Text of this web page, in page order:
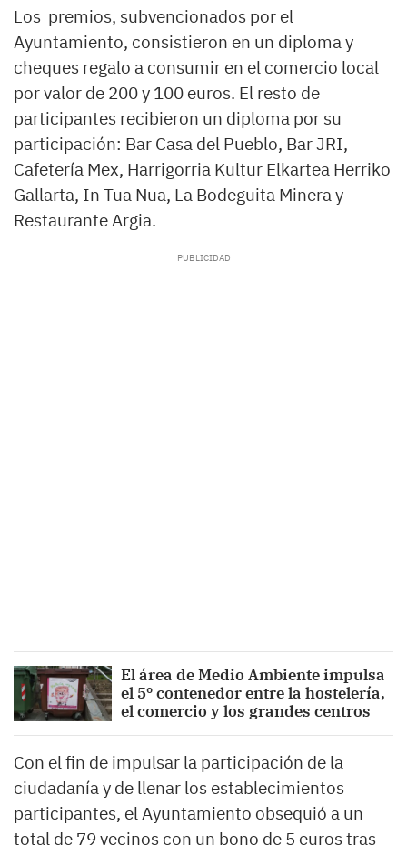
Los premios, subvencionados por el
Ayuntamiento, consistieron en un diploma y
cheques regalo a consumir en el comercio local
por valor de 200 y 100 euros. El resto de
participantes recibieron un diploma por su
participación: Bar Casa del Pueblo, Bar JRI,
Cafetería Mex, Harrigorria Kultur Elkartea Herriko
Gallarta, In Tua Nua, La Bodeguita Minera y
Restaurante Argia.
El área de Medio Ambiente impulsa
el 5º contenedor entre la hostelería,
el comercio y los grandes centros
Con el fin de impulsar la participación de la
ciudadanía y de llenar los establecimientos
participantes, el Ayuntamiento obsequió a un
total de 79 vecinos con un bono de 5 euros tras